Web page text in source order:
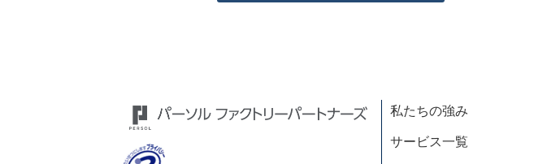
私たちの強み
サービス一覧